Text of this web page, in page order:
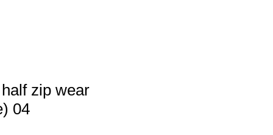
zip wear
04